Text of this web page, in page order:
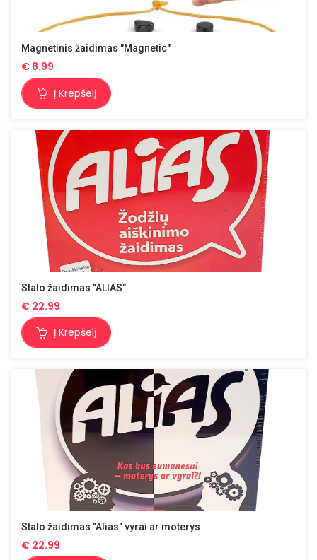
Magnetinis žaidimas "Magnetic"
€ 8.99
Į Krepšelį
Stalo žaidimas "ALIAS"
€ 22.99
Į Krepšelį
Stalo žaidimas "Alias" vyrai ar moterys
€ 22.99